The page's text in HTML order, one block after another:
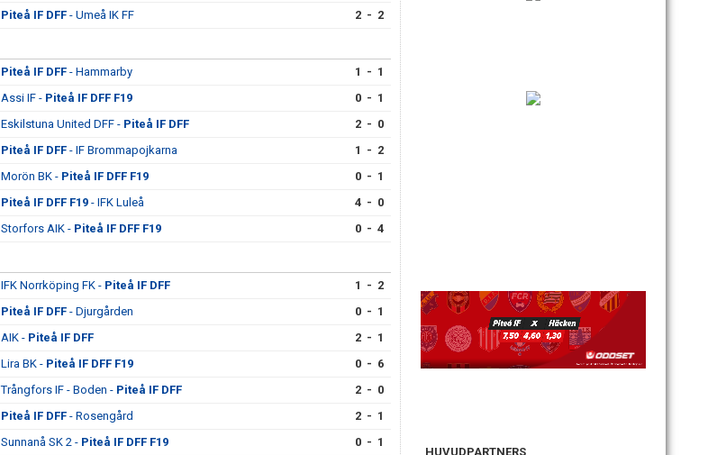
Piteå IF DFF - Umeå IK FF 2 - 2
Piteå IF DFF - Hammarby
1 - 1
Assi IF - Piteå IF DFF F19
0 - 1
Eskilstuna United DFF - Piteå IF DFF
2 - 0
Piteå IF DFF - IF Brommapojkarna
1 - 2
Morön BK - Piteå IF DFF F19
0 - 1
Piteå IF DFF F19 - IFK Luleå
4 - 0
Storfors AIK - Piteå IF DFF F19 0 - 4
IFK Norrköping FK - Piteå IF DFF
1 - 2
Piteå IF DFF - Djurgården
0 - 1
AIK - Piteå IF DFF
2 - 1
Lira BK - Piteå IF DFF F19
0 - 6
Trångfors IF - Boden - Piteå IF DFF
2 - 0
Piteå IF DFF - Rosengård
2 - 1
Sunnanå SK 2 - Piteå IF DFF F19
0 - 1
HUVUDPARTNERS